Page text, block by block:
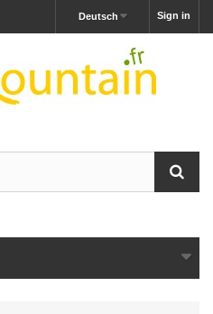
Sign in
Deutsch